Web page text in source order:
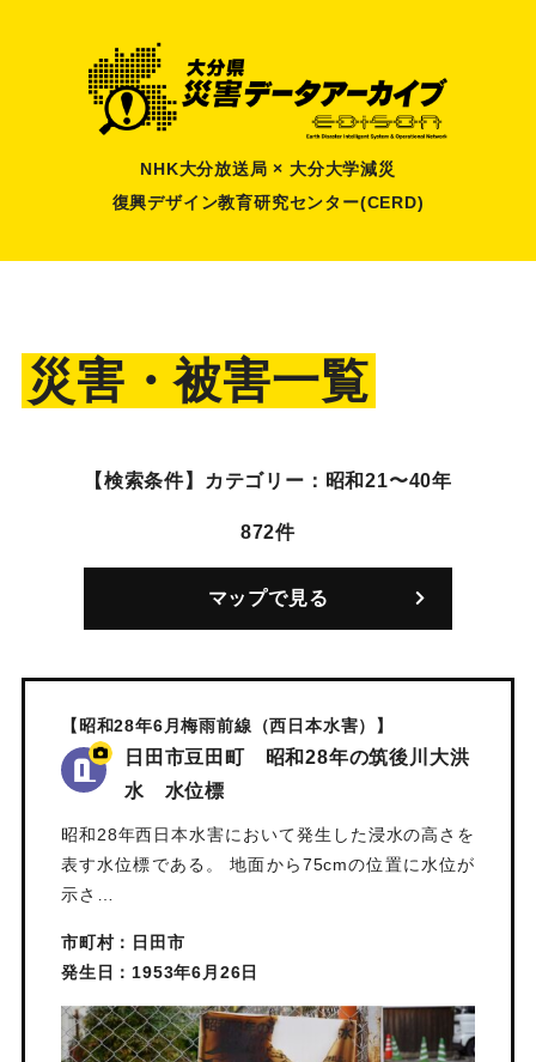
NHK大分放送局 × 大分大学減災
復興デザイン教育研究センター(CERD)
災害・被害一覧
【検索条件】 カテゴリー：昭和21〜40年
872件
マップで見る
【昭和28年6月梅雨前線（西日本水害）】
日田市豆田町 昭和28年の筑後川大洪
水 水位標
昭和28年西日本水害において発生した浸水の高さを
表す水位標である。 地面から75cmの位置に水位が
示さ…
市町村：日田市
発生日：1953年6月26日